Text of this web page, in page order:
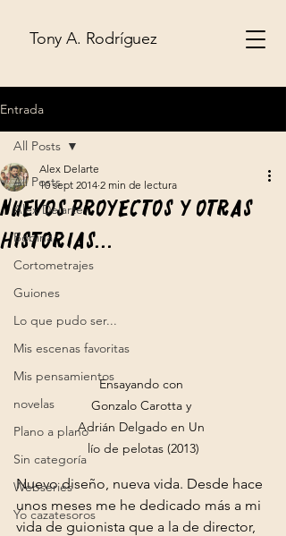
Tony A. Rodríguez
Entrada
All Posts
Alex Delarte
Bobina
Cortometrajes
Guiones
Lo que pudo ser...
Mis escenas favoritas
Mis pensamientos
novelas
Plano a plano
Sin categoría
Webseries
Yo cazatesoros
All Posts
Nuevos proyectos y otras
historias…
Alex Delarte
10 sept 2014 2 min de lectura
Ensayando con
Gonzalo Carotta y
Adrián Delgado en Un
lío de pelotas (2013)
Nuevo diseño, nueva vida. Desde hace
unos meses me he dedicado más a mi
vida de guionista que a la de director,